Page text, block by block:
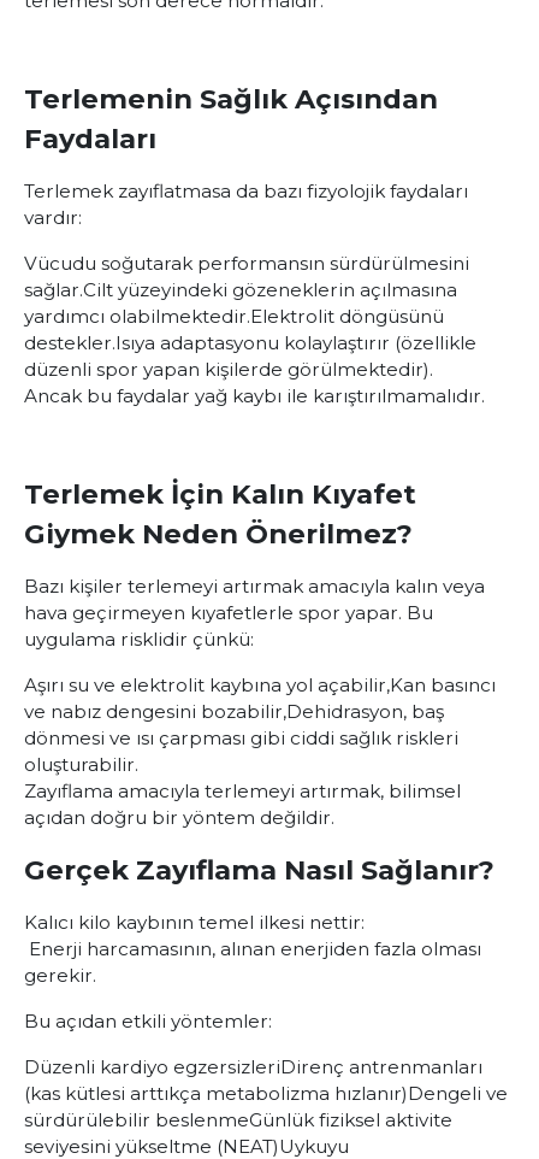
Terlemenin Sağlık Açısından
Faydaları
Terlemek zayıflatmasa da bazı fizyolojik faydaları
vardır:
Vücudu soğutarak performansın sürdürülmesini
sağlar.Cilt yüzeyindeki gözeneklerin açılmasına
yardımcı olabilmektedir.Elektrolit döngüsünü
destekler.Isıya adaptasyonu kolaylaştırır (özellikle
düzenli spor yapan kişilerde görülmektedir).
Ancak bu faydalar yağ kaybı ile karıştırılmamalıdır.
Terlemek İçin Kalın Kıyafet
Giymek Neden Önerilmez?
Bazı kişiler terlemeyi artırmak amacıyla kalın veya
hava geçirmeyen kıyafetlerle spor yapar. Bu
uygulama risklidir çünkü:
Aşırı su ve elektrolit kaybına yol açabilir,Kan basıncı
ve nabız dengesini bozabilir,Dehidrasyon, baş
dönmesi ve ısı çarpması gibi ciddi sağlık riskleri
oluşturabilir.
Zayıflama amacıyla terlemeyi artırmak, bilimsel
açıdan doğru bir yöntem değildir.
Gerçek Zayıflama Nasıl Sağlanır?
Kalıcı kilo kaybının temel ilkesi nettir:
Enerji harcamasının, alınan enerjiden fazla olması
gerekir.
Bu açıdan etkili yöntemler:
Düzenli kardiyo egzersizleriDirenç antrenmanları
(kas kütlesi arttıkça metabolizma hızlanır)Dengeli ve
sürdürülebilir beslenmeGünlük fiziksel aktivite
seviyesini yükseltme (NEAT)Uykuyu